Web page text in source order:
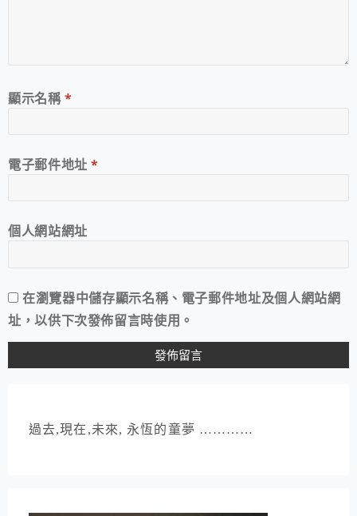
顯示名稱*
電子郵件地址*
個人網站網址
在瀏覽器中儲存顯示名稱、電子郵件地址及個人網站網
址，以供下次發佈留言時使用。
過去,現在,未來, 永恆的童夢 …………